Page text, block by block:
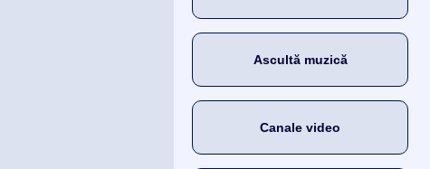
Ascultă muzică
Canale video